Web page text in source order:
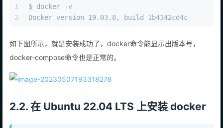
1
2
$ docker -v
Docker version 19.03.8, build 1b4342cd4c
如下图所示，就是安装成功了，docker命令能显示出版本号，
docker-compose命令也是正常的。
2.2. 在 Ubuntu 22.04 LTS 上安装 docker